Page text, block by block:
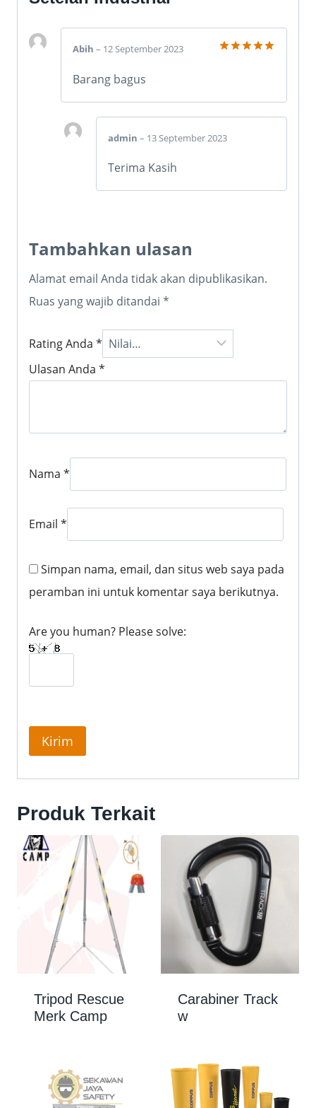
Abih – 12 September 2023
Barang bagus
admin – 13 September 2023
Terima Kasih
Tambahkan ulasan
Alamat email Anda tidak akan dipublikasikan.
Ruas yang wajib ditandai *
Rating Anda *
Ulasan Anda *
Nama *
Email *
Simpan nama, email, dan situs web saya pada
peramban ini untuk komentar saya berikutnya.
Are you human? Please solve:
Produk Terkait
Tripod Rescue
Merk Camp
Carabiner Track
w